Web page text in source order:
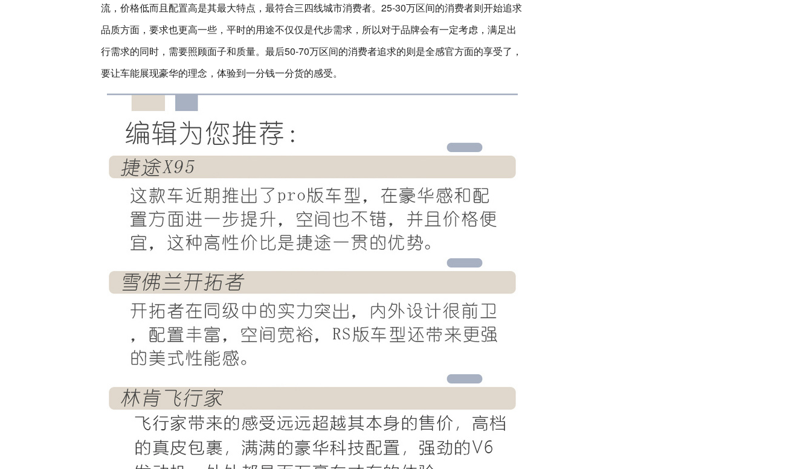
流，价格低而且配置高是其最大特点，最符合三四线城市消费者。25-30万区间的消费者则开始追求
品质方面，要求也更高一些，平时的用途不仅仅是代步需求，所以对于品牌会有一定考虑，满足出
行需求的同时，需要照顾面子和质量。最后50-70万区间的消费者追求的则是全感官方面的享受了，
要让车能展现豪华的理念，体验到一分钱一分货的感受。